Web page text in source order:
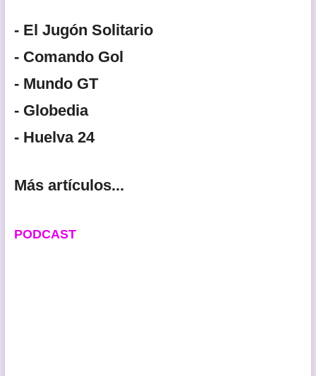
- El Jugón Solitario
- Comando Gol
- Mundo GT
- Globedia
- Huelva 24
Más artículos...
PODCAST